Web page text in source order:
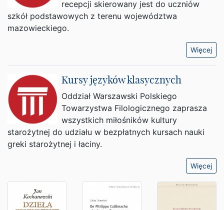
recepcji skierowany jest do uczniów
szkół podstawowych z terenu województwa
mazowieckiego.
Więcej
Kursy języków klasycznych
Oddział Warszawski Polskiego
Towarzystwa Filologicznego zaprasza
wszystkich miłośników kultury
starożytnej do udziału w bezpłatnych kursach nauki
greki starożytnej i łaciny.
Więcej